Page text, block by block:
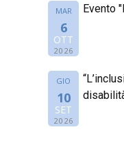
MAR
6
OTT
2026
Evento
GIO
10
SET
2026